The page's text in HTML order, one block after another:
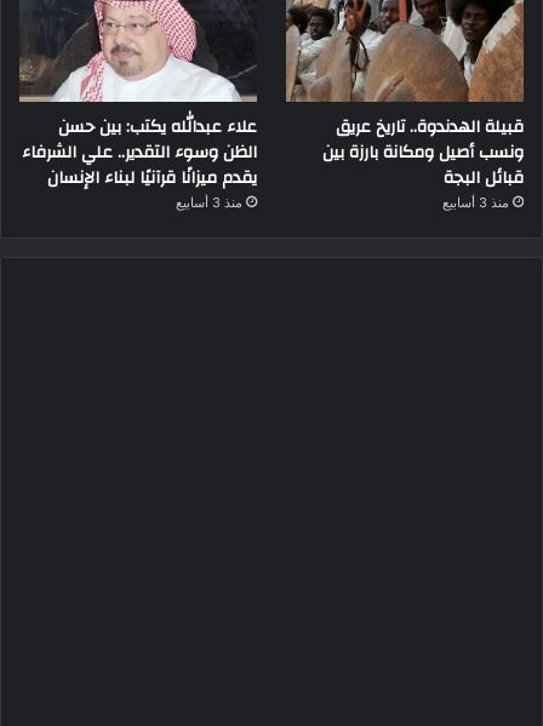
قبيلة الهدندوة.. تاريخ عريق
ونسب أصيل ومكانة بارزة بين
قبائل البجة
منذ 3 أسابيع
علاء عبدالله يكتب: بين حسن
الظن وسوء التقدير.. علي الشرفاء
يقدم ميزانًا قرآنيًا لبناء الإنسان
منذ 3 أسابيع